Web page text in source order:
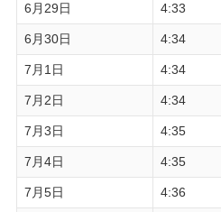
6月29日 4:33
6月30日 4:34
7月1日 4:34
7月2日 4:34
7月3日 4:35
7月4日 4:35
7月5日 4:36